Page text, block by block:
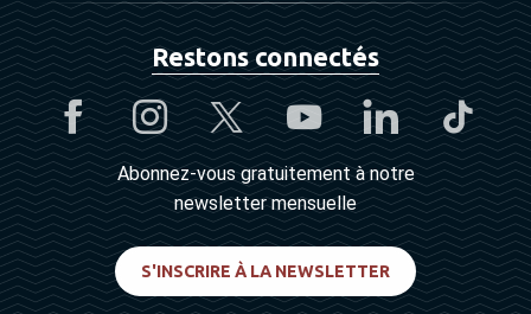
Restons connectés
Abonnez-vous gratuitement à notre
newsletter mensuelle
S'INSCRIRE À LA NEWSLETTER